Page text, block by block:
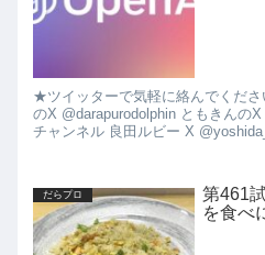
★ツイッターで気軽に絡んでくだ
のX @darapurodolphin ともきんの
チャンネル 良田ルビー X
だらプロ
第461
を食べ